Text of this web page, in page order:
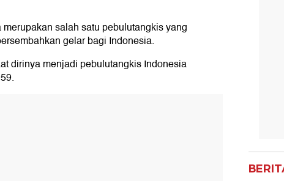
salah satu pebulutangkis yang
gelar bagi Indonesia.
dirinya menjadi pebulutangkis Indonesia